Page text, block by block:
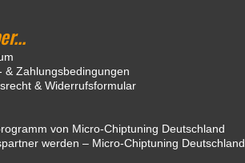
& Zahlungsbedingungen
& Widerrufsformular
von Micro-Chiptuning Deutschland
werden – Micro-Chiptuning Deutschland